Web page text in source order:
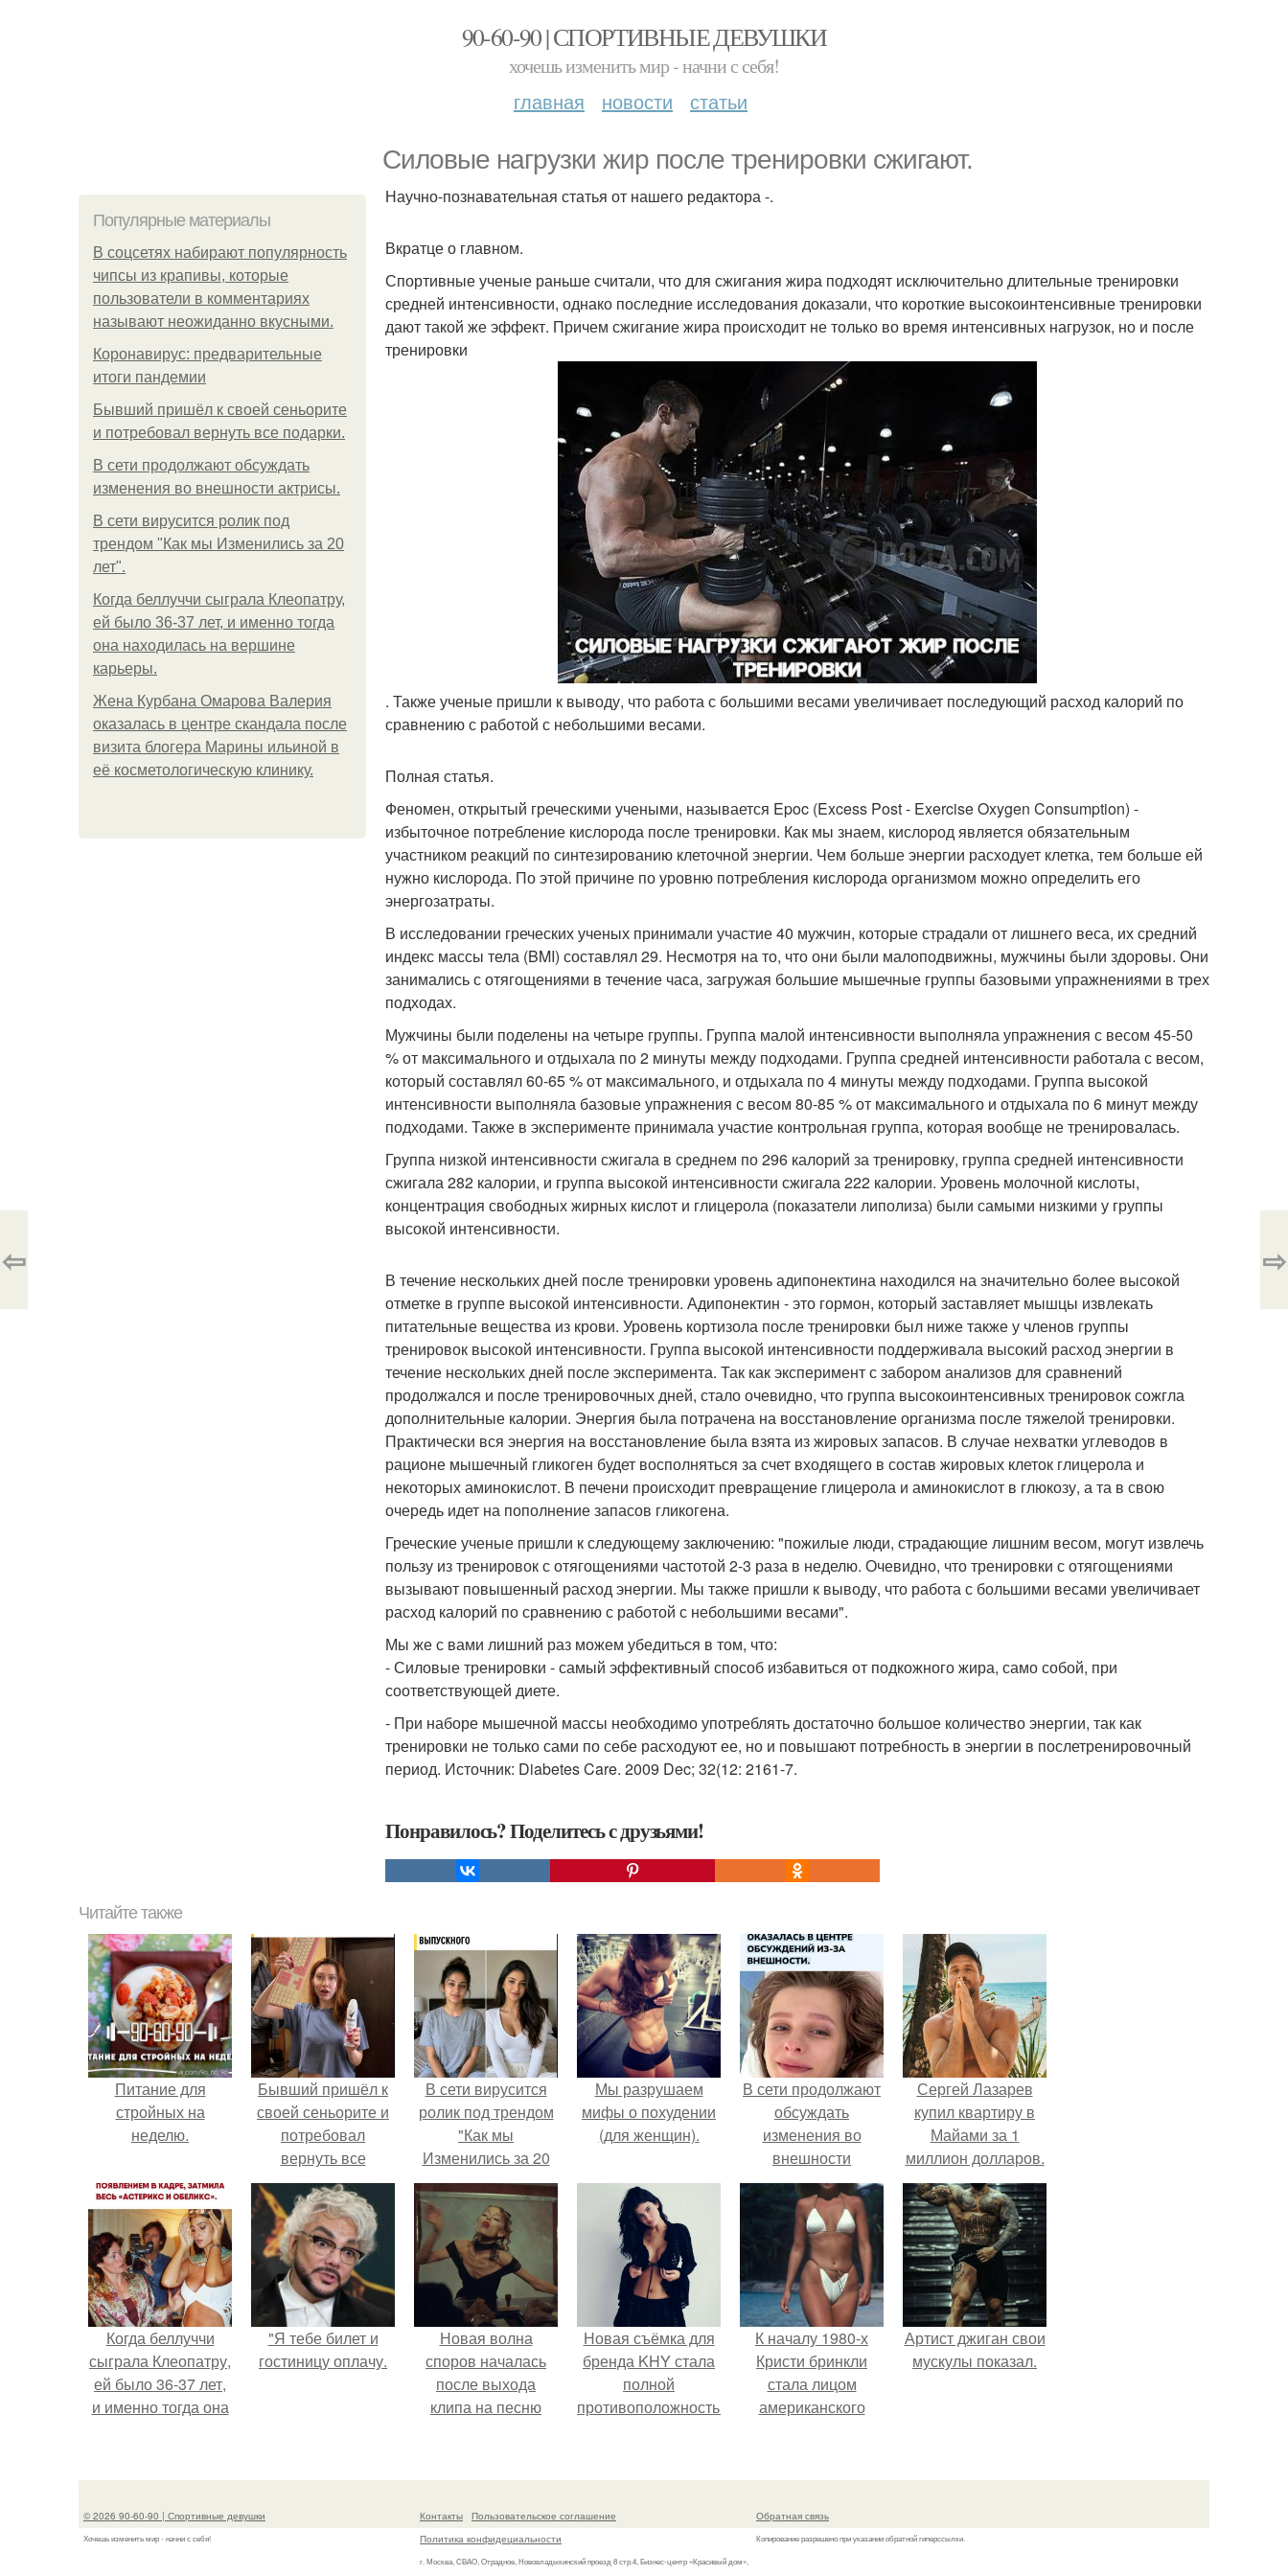
90-60-90 | СПОРТИВНЫЕ ДЕВУШКИ
хочешь изменить мир - начни с себя!
главная новости статьи
Силовые нагрузки жир после тренировки сжигают.
Популярные материалы
В соцсетях набирают популярность
чипсы из крапивы, которые
пользователи в комментариях
называют неожиданно вкусными.
Коронавирус: предварительные
итоги пандемии
Бывший пришёл к своей сеньорите
и потребовал вернуть все подарки.
В сети продолжают обсуждать
изменения во внешности актрисы.
В сети вирусится ролик под
трендом "Как мы Изменились за 20
лет".
Когда беллуччи сыграла Клеопатру,
ей было 36-37 лет, и именно тогда
она находилась на вершине
карьеры.
Жена Курбана Омарова Валерия
оказалась в центре скандала после
визита блогера Марины ильиной в
её косметологическую клинику.
Научно-познавательная статья от нашего редактора -.
Вкратце о главном.
Спортивные ученые раньше считали, что для сжигания жира подходят исключительно длительные тренировки
средней интенсивности, однако последние исследования доказали, что короткие высокоинтенсивные тренировки
дают такой же эффект. Причем сжигание жира происходит не только во время интенсивных нагрузок, но и после
тренировки
. Также ученые пришли к выводу, что работа с большими весами увеличивает последующий расход калорий по
сравнению с работой с небольшими весами.
Полная статья.
Феномен, открытый греческими учеными, называется Epoc (Excess Post - Exercise Oxygen Consumption) -
избыточное потребление кислорода после тренировки. Как мы знаем, кислород является обязательным
участником реакций по синтезированию клеточной энергии. Чем больше энергии расходует клетка, тем больше ей
нужно кислорода. По этой причине по уровню потребления кислорода организмом можно определить его
энергозатраты.
В исследовании греческих ученых принимали участие 40 мужчин, которые страдали от лишнего веса, их средний
индекс массы тела (BMI) составлял 29. Несмотря на то, что они были малоподвижны, мужчины были здоровы. Они
занимались с отягощениями в течение часа, загружая большие мышечные группы базовыми упражнениями в трех
подходах.
Мужчины были поделены на четыре группы. Группа малой интенсивности выполняла упражнения с весом 45-50
% от максимального и отдыхала по 2 минуты между подходами. Группа средней интенсивности работала с весом,
который составлял 60-65 % от максимального, и отдыхала по 4 минуты между подходами. Группа высокой
интенсивности выполняла базовые упражнения с весом 80-85 % от максимального и отдыхала по 6 минут между
подходами. Также в эксперименте принимала участие контрольная группа, которая вообще не тренировалась.
Группа низкой интенсивности сжигала в среднем по 296 калорий за тренировку, группа средней интенсивности
сжигала 282 калории, и группа высокой интенсивности сжигала 222 калории. Уровень молочной кислоты,
концентрация свободных жирных кислот и глицерола (показатели липолиза) были самыми низкими у группы
высокой интенсивности.
В течение нескольких дней после тренировки уровень адипонектина находился на значительно более высокой
отметке в группе высокой интенсивности. Адипонектин - это гормон, который заставляет мышцы извлекать
питательные вещества из крови. Уровень кортизола после тренировки был ниже также у членов группы
тренировок высокой интенсивности. Группа высокой интенсивности поддерживала высокий расход энергии в
течение нескольких дней после эксперимента. Так как эксперимент с забором анализов для сравнений
продолжался и после тренировочных дней, стало очевидно, что группа высокоинтенсивных тренировок сожгла
дополнительные калории. Энергия была потрачена на восстановление организма после тяжелой тренировки.
Практически вся энергия на восстановление была взята из жировых запасов. В случае нехватки углеводов в
рационе мышечный гликоген будет восполняться за счет входящего в состав жировых клеток глицерола и
некоторых аминокислот. В печени происходит превращение глицерола и аминокислот в глюкозу, а та в свою
очередь идет на пополнение запасов гликогена.
Греческие ученые пришли к следующему заключению: "пожилые люди, страдающие лишним весом, могут извлечь
пользу из тренировок с отягощениями частотой 2-3 раза в неделю. Очевидно, что тренировки с отягощениями
вызывают повышенный расход энергии. Мы также пришли к выводу, что работа с большими весами увеличивает
расход калорий по сравнению с работой с небольшими весами".
Мы же с вами лишний раз можем убедиться в том, что:
- Силовые тренировки - самый эффективный способ избавиться от подкожного жира, само собой, при
соответствующей диете.
- При наборе мышечной массы необходимо употреблять достаточно большое количество энергии, так как
тренировки не только сами по себе расходуют ее, но и повышают потребность в энергии в послетренировочный
период. Источник: Diabetes Care. 2009 Dec; 32(12: 2161-7.
Понравилось? Поделитесь с друзьями!
⇦ ⇨
Читайте также
Питание для
стройных на
неделю.
Бывший пришёл к
своей сеньорите и
потребовал
вернуть все
подарки.
В сети вирусится
ролик под трендом
"Как мы
Изменились за 20
лет".
Мы разрушаем
мифы о похудении
(для женщин).
В сети продолжают
обсуждать
изменения во
внешности
актрисы.
Сергей Лазарев
купил квартиру в
Майами за 1
миллион долларов.
Когда беллуччи
сыграла Клеопатру,
ей было 36-37 лет,
и именно тогда она
"Я тебе билет и
гостиницу оплачу.
Новая волна
споров началась
после выхода
клипа на песню
Новая съёмка для
бренда KHY стала
полной
противоположностью
ассоциировалась
К началу 1980-х
Кристи бринкли
стала лицом
американского
воплощением
привлекательности.
Артист джиган свои
мускулы показал.
© 2026 90-60-90 | Спортивные девушки
Хочешь изменить мир - начни с себя!
Контакты
Пользовательское соглашение
Политика конфидециальности
г. Москва, СВАО, Отрадное, Нововладыкинский проезд 8 стр.4, Бизнес-центр «Красивый дом»,
Обратная связь
Копирование разрешено при указании обратной гиперссылки.